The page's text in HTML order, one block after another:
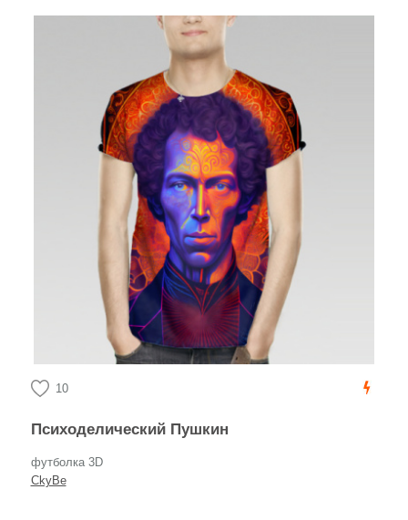
10
Психоделический Пушкин
футболка 3D
CkyBe